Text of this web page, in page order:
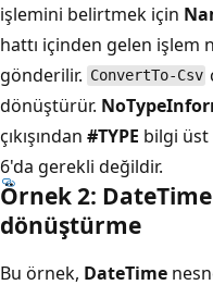
işlemini belirtmek için
hattı içinden gelen işlem
gönderilir. ConvertTo-Csv
dönüştürür.
çıkışından #TYPE bilgi üst
6'da gerekli değildir.
Örnek 2: Date
dönüştürme
Bu örnek, DateTime